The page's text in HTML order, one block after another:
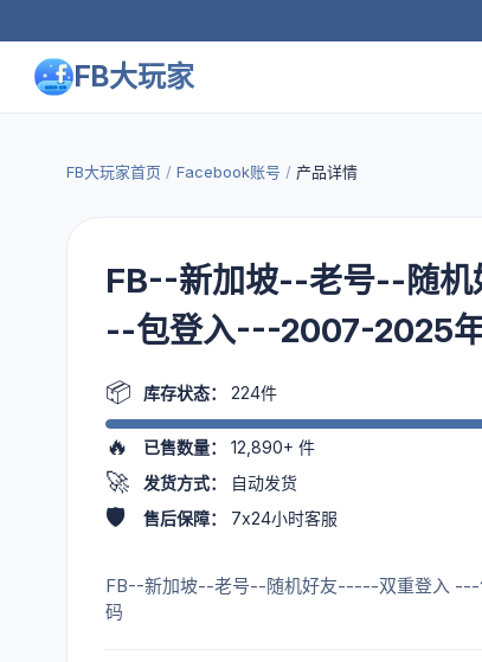
FB大玩家
FB大玩家首页 / Facebook账号 / 产品详情
FB--新加坡--老号--随
--包登入---2007-2025
📦 库存状态： 224件
🔥 已售数量： 12,890+ 件
🚀 发货方式： 自动发货
🛡️ 售后保障： 7x24小时客服
FB--新加坡--老号--随机好友-----双重登入
码